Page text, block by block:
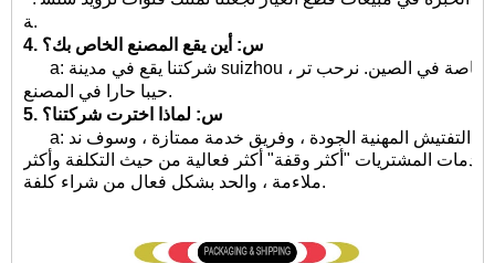
ة.
a: شركتنا يقع في مدينة suizhou ، مقاطعة هوبى ، عاصمة السيارة للأغراض الخاصة في الصين. نرحب تر
حيبا حارا في المصنع.
a: لدينا امدادات وفيرة من الموارد ، والمهندسين التفتيش المهنية الجودة ، وفريق خدمة ممتازة ، وسوف ند
خدمات المشتريات "أكثر وقفة" أكثر فعالية من حيث التكلفة وأكثر
ملاءمة ، والحد بشكل فعال من شراء كلفة.